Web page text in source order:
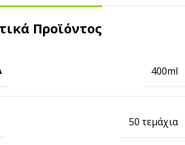
Προϊόντος
400ml
50 τεμάχια